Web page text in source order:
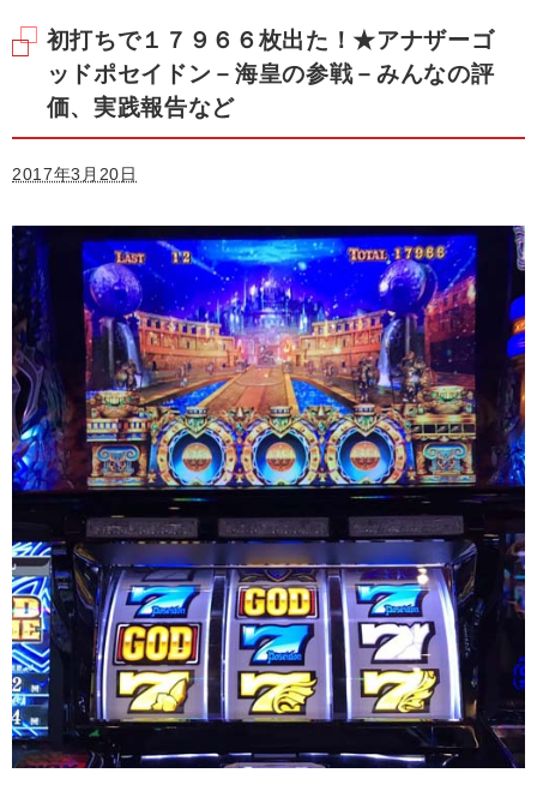
初打ちで１７９６６枚出た！★アナザーゴ
ッドポセイドン－海皇の参戦－みんなの評
価、実践報告など
2017年3月20日